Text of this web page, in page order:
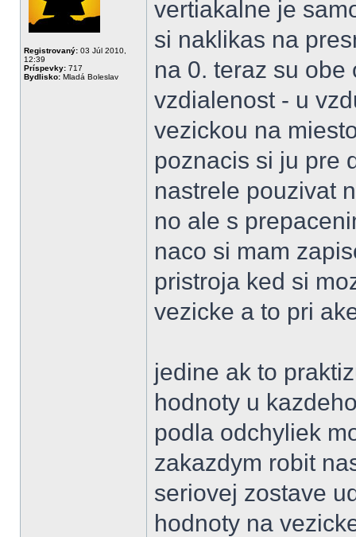
Registrovaný: 03 Júl 2010,
12:39
Príspevky: 717
Bydlisko: Mladá Boleslav
vertiakalne je
si naklikas na
na 0. teraz su
vzdialenost - u
vezickou na
poznacis si ju pre
nastrele pouzivat
no ale s
naco si mam
pristroja ked si
vezicke a to pri
jedine ak to
hodnoty u
podla odchyliek
zakazdym robit
seriovej zostave
hodnoty na